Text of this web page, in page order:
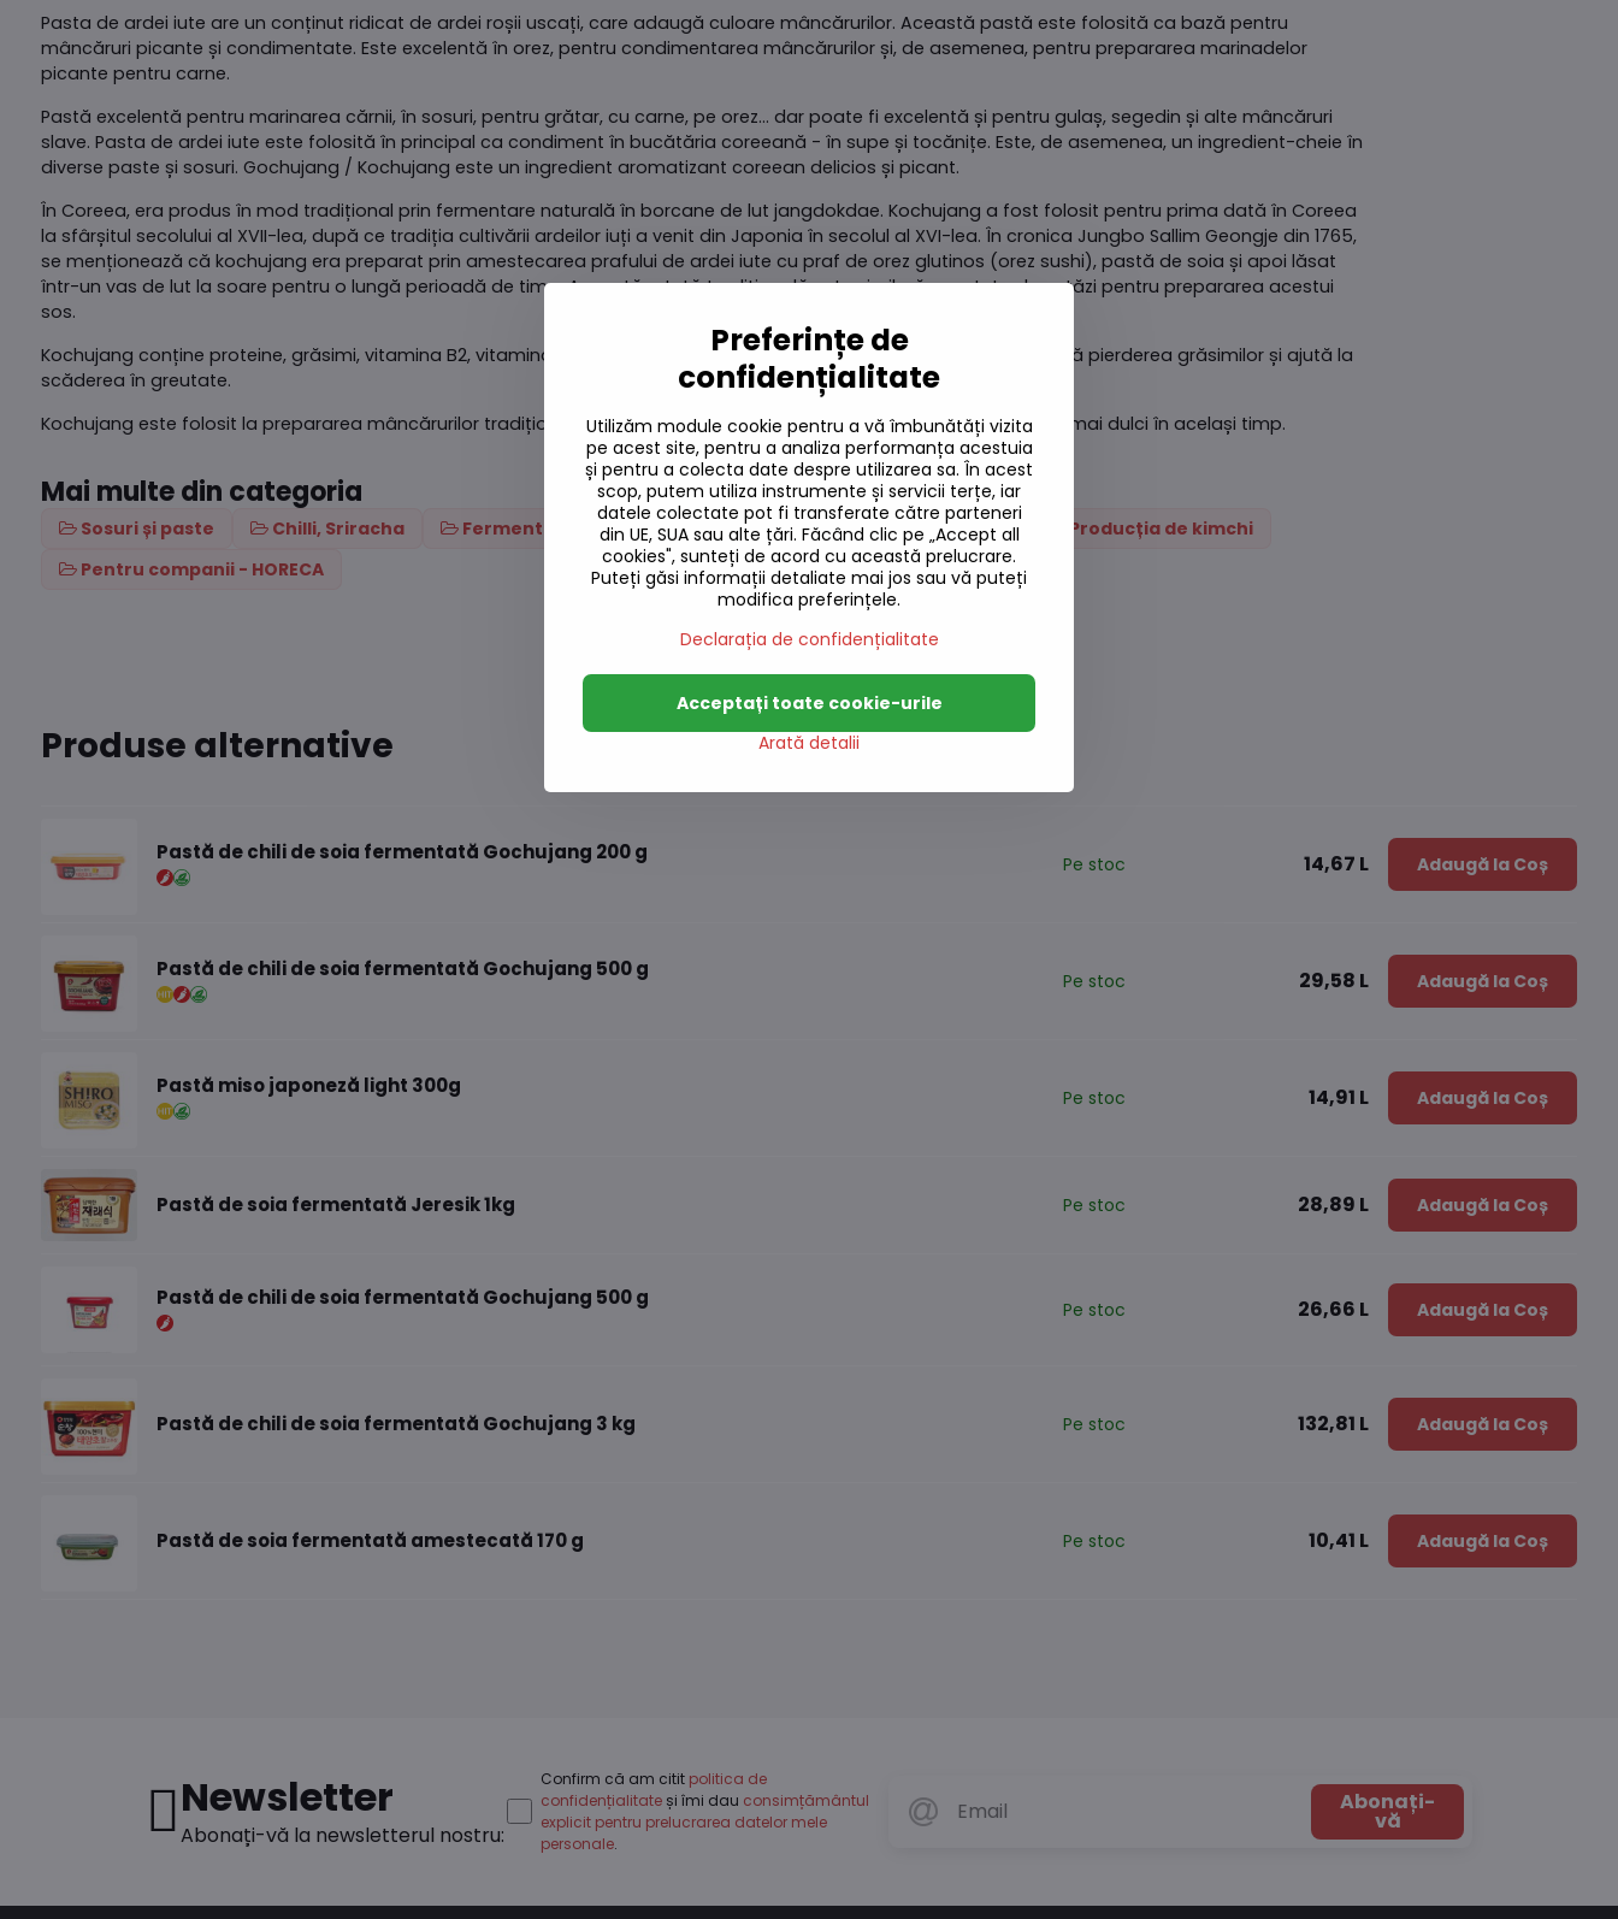
Pasta de ardei iute are un conținut ridicat de ardei roșii uscați, care adaugă culoare mâncărurilor. Această pastă este folosită ca bază pentru
mâncăruri picante și condimentate. Este excelentă în orez, pentru condimentarea mâncărurilor și, de asemenea, pentru prepararea marinadelor
picante pentru carne.
Pastă excelentă pentru marinarea cărnii, în sosuri, pentru grătar, cu carne, pe orez... dar poate fi excelentă și pentru gulaș, segedin și alte mâncăruri
slave. Pasta de ardei iute este folosită în principal ca condiment în bucătăria coreeană - în supe și tocănițe. Este, de asemenea, un ingredient-cheie în
diverse paste și sosuri. Gochujang / Kochujang este un ingredient aromatizant coreean delicios și picant.
În Coreea, era produs în mod tradițional prin fermentare naturală în borcane de lut jangdokdae. Kochujang a fost folosit pentru prima dată în Coreea
la sfârșitul secolului al XVII-lea, după ce tradiția cultivării ardeilor iuți a venit din Japonia în secolul al XVI-lea. În cronica Jungbo Sallim Geongje din 1765,
se menționează că kochujang era preparat prin amestecarea prafului de ardei iute cu praf de orez glutinos (orez sushi), pastă de soia și apoi lăsat
într-un vas de lut la soare pentru o lungă perioadă de timp. Această rețetă tradițională este similară cu rețeta de astăzi pentru prepararea acestui
sos.
Kochujang conține proteine, grăsimi, vitamina B2, vitamina C și caroten. Ingredientele care conțin ardei iute favorizează pierderea grăsimilor și ajută la
scăderea în greutate.
Kochujang este folosit la prepararea mâncărurilor tradiționale Bibimbap și TTeokbokki, pe care le face mai picante și mai dulci în același timp.
Mai multe din categoria
Sosuri și paste Chilli, Sriracha Fermentat, Miso Kimchi, Tofu, refrigerat Kimchi
Producția de kimchi
Pentru companii - HORECA
Produse alternative
Pastă de chili de soia fermentată Gochujang 200 g Pe stoc 14,67 L Adaugă la Coș
Pastă de chili de soia fermentată Gochujang 500 g Pe stoc 29,58 L Adaugă la Coș
Pastă miso japoneză light 300g Pe stoc 14,91 L Adaugă la Coș
Pastă de soia fermentată Jeresik 1kg Pe stoc 28,89 L Adaugă la Coș
Pastă de chili de soia fermentată Gochujang 500 g Pe stoc 26,66 L Adaugă la Coș
Pastă de chili de soia fermentată Gochujang 3 kg Pe stoc 132,81 L Adaugă la Coș
Pastă de soia fermentată amestecată 170 g Pe stoc 10,41 L Adaugă la Coș
Newsletter
Abonați-vă la newsletterul nostru:
Abonați-
vă
Confirm că am citit politica de
confidențialitateși îmi dau consimțământul
explicit pentru prelucrarea datelor mele
personale.
Preferințe de
confidențialitate
Utilizăm module cookie pentru a vă îmbunătăți vizita
pe acest site, pentru a analiza performanța acestuia
și pentru a colecta date despre utilizarea sa. În acest
scop, putem utiliza instrumente și servicii terțe, iar
datele colectate pot fi transferate către parteneri
din UE, SUA sau alte țări. Făcând clic pe „Accept all
cookies", sunteți de acord cu această prelucrare.
Puteți găsi informații detaliate mai jos sau vă puteți
modifica preferințele.
Declarația de confidențialitate
Arată detalii
Acceptați toate cookie-urile